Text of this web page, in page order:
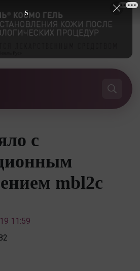
с
mbl2c
11:59
5